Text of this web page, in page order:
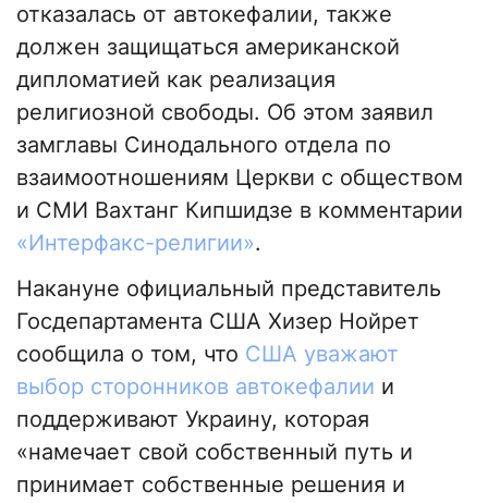
отказалась от автокефалии, также
должен защищаться американской
дипломатией как реализация
религиозной свободы. Об этом заявил
замглавы Синодального отдела по
взаимоотношениям Церкви с обществом
и СМИ Вахтанг Кипшидзе в комментарии
«Интерфакс-религии».
Накануне официальный представитель
Госдепартамента США Хизер Нойрет
сообщила о том, что США уважают
выбор сторонников автокефалии и
поддерживают Украину, которая
«намечает свой собственный путь и
принимает собственные решения и